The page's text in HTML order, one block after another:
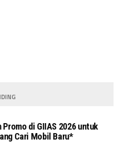
Promo di GIIAS 2026 untuk
Cari Mobil Baru*